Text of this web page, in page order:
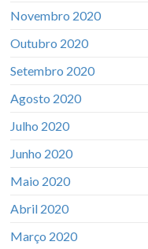
Novembro 2020
Outubro 2020
Setembro 2020
Agosto 2020
Julho 2020
Junho 2020
Maio 2020
Abril 2020
Março 2020